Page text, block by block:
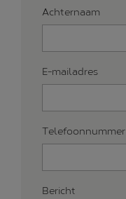
Achternaam
E-mailadres
Telefoon­nummer
Bericht